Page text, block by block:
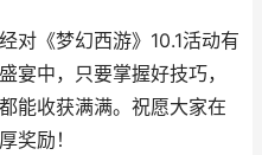
对《梦幻西游》10.1活动有
宴中，只要掌握好技巧，
能收获满满。祝愿大家在
奖励！